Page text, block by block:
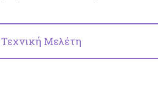
Μελέτη